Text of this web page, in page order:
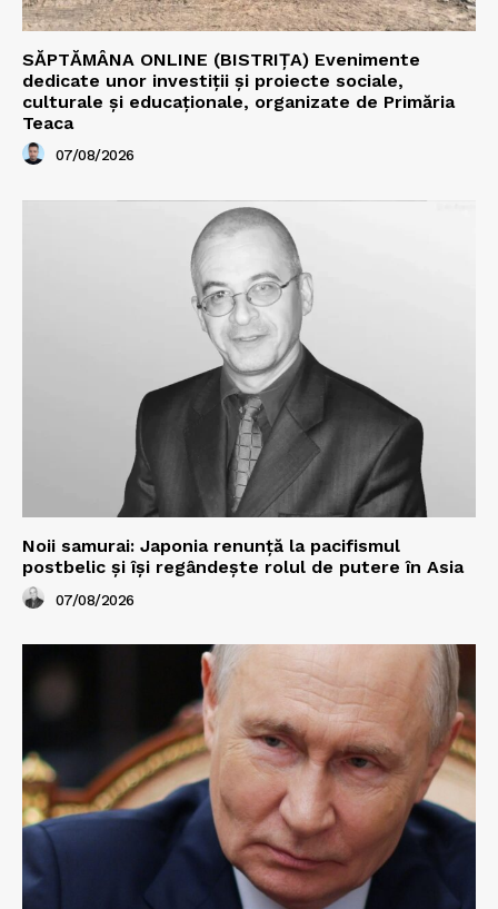
SĂPTĂMÂNA ONLINE (BISTRIȚA) Evenimente
dedicate unor investiții și proiecte sociale,
culturale și educaționale, organizate de Primăria
Teaca
07/08/2026
Noii samurai: Japonia renunță la pacifismul
postbelic și își regândește rolul de putere în Asia
07/08/2026